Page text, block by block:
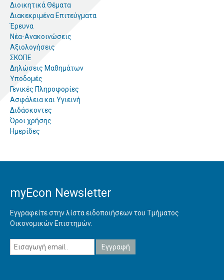
Διοικητικά Θέματα
Διακεκριμένα Επιτεύγματα
Έρευνα
Νέα-Ανακοινώσεις
Αξιολογήσεις
ΣΚΟΠΕ
Δηλώσεις Μαθημάτων
Υποδομές
Γενικές Πληροφορίες
Ασφάλεια και Υγιεινή
Διδάσκοντες
Όροι χρήσης
Ημερίδες
myEcon Newsletter
Εγγραφείτε στην λίστα ειδοποιήσεων του Τμήματος
Οικονομικών Επιστημών.